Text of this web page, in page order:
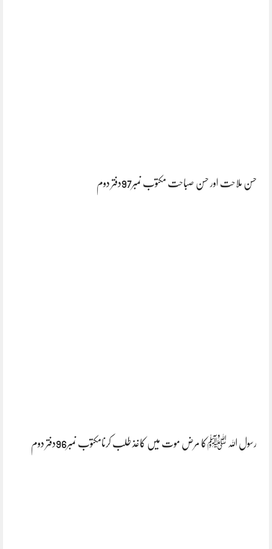
حسن ملاحت اور حسن صباحت مکتوب نمبر97دفتر دوم
رسول اللہ ﷺکا مرض موت میں کاغذ طلب کرنامکتوب نمبر96دفتر دوم